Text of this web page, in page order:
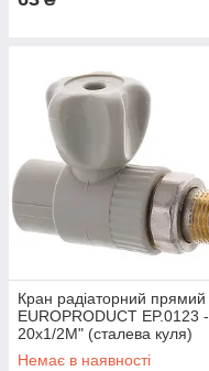
Кран радіаторний прямий
EUROPRODUCT EP.0123 -
20x1/2M" (сталева куля)
(EP4048)
Немає в наявності